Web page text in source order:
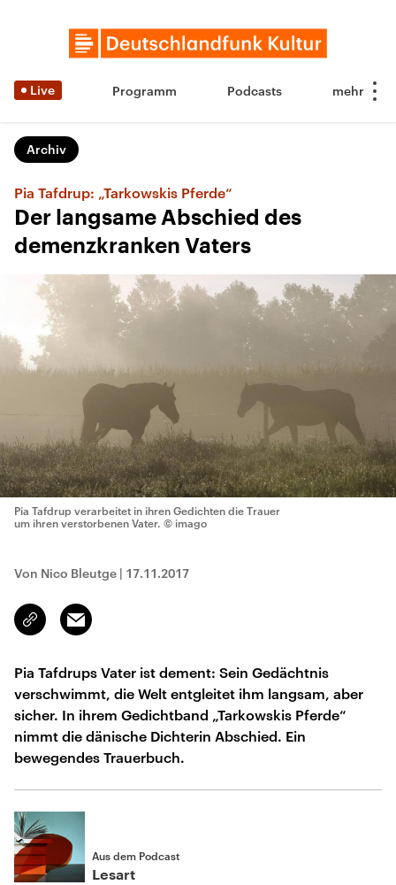
Live Programm Podcasts
Archiv
Pia Tafdrup: „Tarkowskis Pferde“
Der langsame Abschied des
demenzkranken Vaters
Pia Tafdrup verarbeitet in ihren Gedichten die Trauer
um ihren verstorbenen Vater. © imago
Von Nico Bleutge | 17.11.2017
Link
kopieren/teilen
Email
Pia Tafdrups Vater ist dement: Sein Gedächtnis
verschwimmt, die Welt entgleitet ihm langsam, aber
sicher. In ihrem Gedichtband „Tarkowskis Pferde“
nimmt die dänische Dichterin Abschied. Ein
bewegendes Trauerbuch.
Aus dem Podcast
Lesart